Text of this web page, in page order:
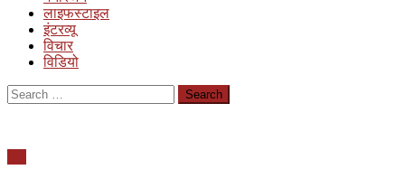
लाइफस्टाइल
इंटरव्यू
विचार
विडियो
Search
for: